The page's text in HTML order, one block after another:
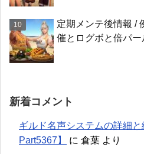
定期メンテ後情報 /
催とログボと倍パー
新着コメント
ギルド名声システムの詳細
Part5367】
に 倉葉 より